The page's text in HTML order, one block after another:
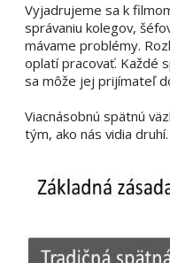
Vyjadrujeme sa k
správaniu kolegov,
mávame problémy.
oplatí pracovať. Každé
sa môže jej prijímateľ
Viacnásobnú spätnú
tým, ako nás vidia